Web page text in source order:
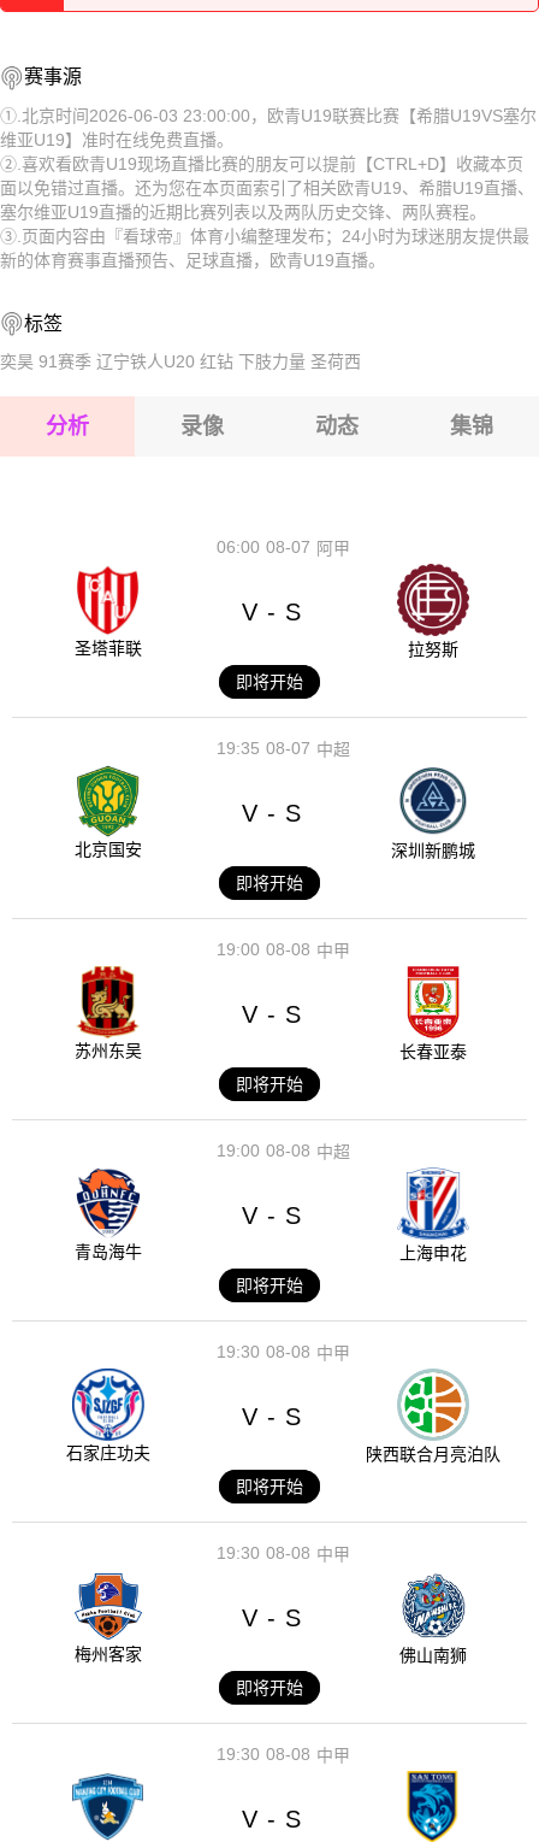
2026-08-15 【欧青U19】 希腊U19VS塞尔维亚U19
2026-08-15 【欧青U19】 希腊U19VS塞尔维亚U19
2026-08-15 【欧青U19】 希腊U19VS塞尔维亚U19
2026-08-15 【欧青U19】 希腊U19VS塞尔维亚U19
2026-08-15 【欧青U19】 希腊U19VS塞尔维亚U19
2026-08-15 【欧青U19】 希腊U19VS塞尔维亚U19
2026-08-15 【欧青U19】 希腊U19VS塞尔维亚U19
赛事源
①.北京时间2026-06-03 23:00:00，欧青U19联赛比赛【希腊U19VS塞尔
维亚U19】准时在线免费直播。
②.喜欢看欧青U19现场直播比赛的朋友可以提前【CTRL+D】收藏本页
面以免错过直播。还为您在本页面索引了相关欧青U19、希腊U19直播、
塞尔维亚U19直播的近期比赛列表以及两队历史交锋、两队赛程。
③.页面内容由『看球帝』体育小编整理发布；24小时为球迷朋友提供最
新的体育赛事直播预告、足球直播，欧青U19直播。
标签
奕昊 91赛季 辽宁铁人U20 红钻 下肢力量 圣荷西
分析 录像 动态 集锦
08-07
06:00 阿甲
圣塔菲联
V - S
拉努斯
即将开始
08-07
19:35 中超
北京国安
V - S
深圳新鹏城
即将开始
08-08
19:00 中甲
苏州东吴
V - S
长春亚泰
即将开始
08-08
19:00 中超
青岛海牛
V - S
上海申花
即将开始
08-08
19:30 中甲
石家庄功夫
V - S
陕西联合月亮泊队
即将开始
08-08
19:30 中甲
梅州客家
V - S
佛山南狮
即将开始
08-08
19:30 中甲
V - S